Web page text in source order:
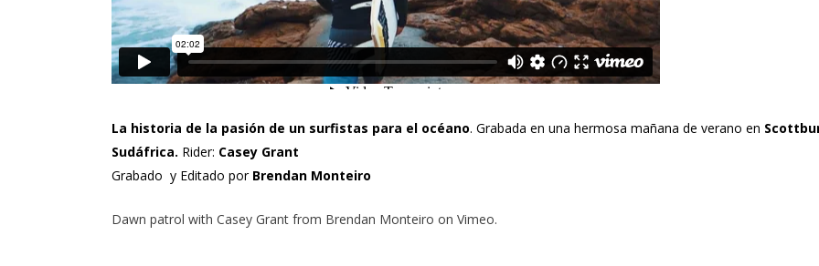
La historia de la pasión de un surfistas para el océano. Grabada en una hermosa mañana de verano en
Sudáfrica. Rider: Casey Grant
Grabado y Editado por Brendan Monteiro
Dawn patrol with Casey Grant from Brendan Monteiro on Vimeo.